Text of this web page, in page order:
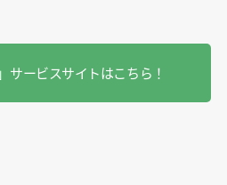
サービスサイトはこちら！